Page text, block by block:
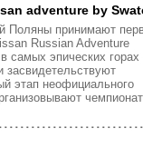
adventure by
Поляны принимают
Russian Adventure
самых эпических горах
засвидетельствуют
этап неофициального